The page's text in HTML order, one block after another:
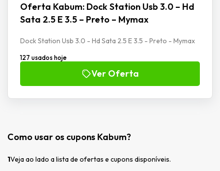
Oferta Kabum: Dock Station Usb 3.0 – Hd
Sata 2.5 E 3.5 – Preto – Mymax
Dock Station Usb 3.0 - Hd Sata 2.5 E 3.5 - Preto - Mymax
127 usados hoje
Ver Oferta
Como usar os cupons Kabum?
1Veja ao lado a lista de ofertas e cupons disponíveis.